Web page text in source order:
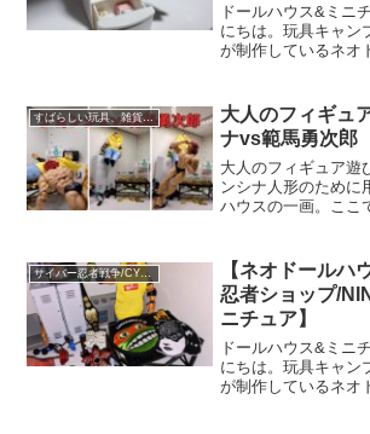
ドールハウス&ミニ
にちは。玩具キャン
が制作しているネオ
グの筆者が作り上げ
タイプのドールハ...
すばらしい玩具、雑貨レビュー
大人のフィギュ
ナvs範馬勇次郎
大人のフィギュア遊
ンシナ人形のために
ハウスの一画。ここ
ア遊びではなく、
遊びである。↑対す
サイバー忍者戦争/CYBER NINJA WARS
【ネオドールハ
忍者ショップ/
ニチュア】
ドールハウス&ミニ
にちは。玩具キャン
が制作しているネオ